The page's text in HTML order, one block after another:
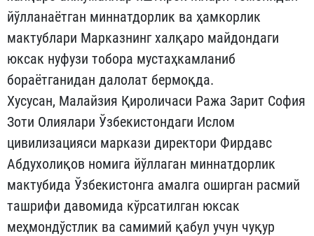
йўлланаётган миннатдорлик ва ҳамкорлик
мактублари Марказнинг халқаро майдондаги
юксак нуфузи тобора мустаҳкамланиб
бораётганидан далолат бермоқда.
Хусусан, Малайзия Қироличаси Ража Зарит София
Зоти Олиялари Ўзбекистондаги Ислом
цивилизацияси маркази директори Фирдавс
Абдухолиқов номига йўллаган миннатдорлик
мактубида Ўзбекистонга амалга оширган расмий
ташрифи давомида кўрсатилган юксак
меҳмондўстлик ва самимий қабул учун чуқур